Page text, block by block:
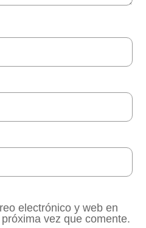
electrónico y web en
vez que comente.